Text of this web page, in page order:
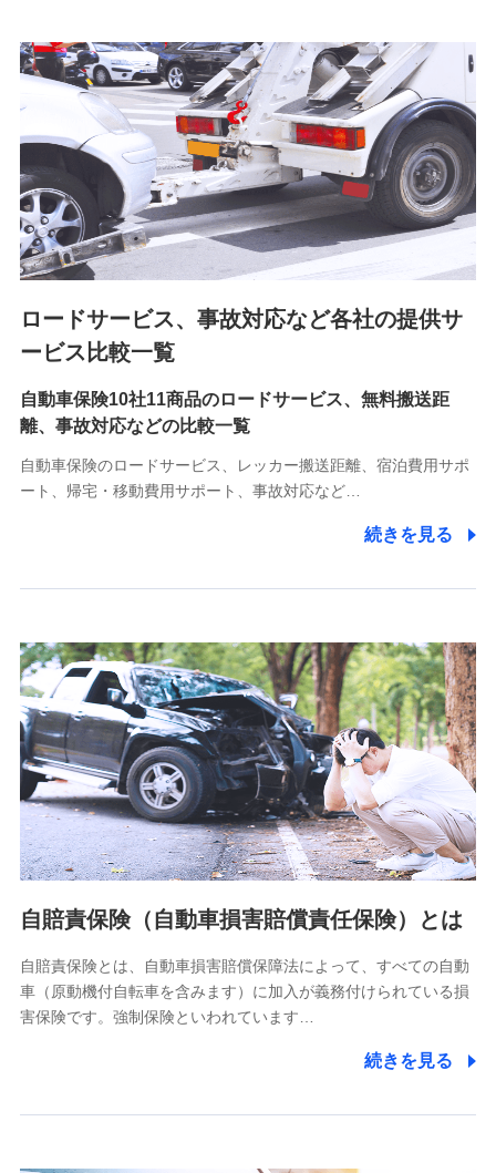
7.社員（従業者）の個人情報
人事･勤怠･健康・労務等の管理、給与支給、福利厚生・採用
退職関連処理等の各種手続きのため、当社と従業員または従
業員同士の連絡のため
8.取引先個人情報
取引先としての選定業務、営業情報の提供業務、契約締結手
続き業務、取引管理業務、およびこれらに準ずる業務の遂行
のため
9.お問い合わせ情報
各種お問い合わせに対応するため
10.受託業務の 個人情報
受託業務の遂行およびこれらに準ずる業務の遂行のため
11.マイカー通勤管理クラウド並びに法人向けASPサー
をお送りするため
分析するため
当社の対応品質向上やお問い合わせ内容の正確な把握のため
個人情報保護管理者の職名、連絡先
株式会社ドコモ・インシュアランス 営業部長
〒103-0013 東京都中央区日本橋人形町2-14-10 アーバン
ネット日本橋ビル 3F
株式会社ドコモ・インシュアランス
個人情報の第三者提供について
除き、第三者に提供いたしません。
業務の委託
当社は利用目的の達成に必要な範囲内において個人情報の取
ロードサービス、事故対応など各社の提供サ
ービス比較一覧
自動車保険10社11商品のロードサービス、無料搬送距
離、事故対応などの比較一覧
自動車保険のロードサービス、レッカー搬送距離、宿泊費用サポ
ート、帰宅・移動費用サポート、事故対応など…
続きを見る
自賠責保険（自動車損害賠償責任保険）とは
自賠責保険とは、自動車損害賠償保障法によって、すべての自動
車（原動機付自転車を含みます）に加入が義務付けられている損
害保険です。強制保険といわれています…
続きを見る